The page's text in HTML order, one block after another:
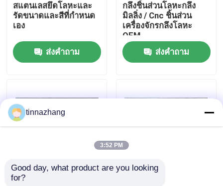
ควบคุมคุณภาพ
ติดต่อเรา
ยางซีลน้ำมัน
น้ำมันหล่อลื่นเครื่องยนต์
ซีลน้ำมันรถบรรทุก
สแตนเลสยึดโลหะและ
รัดขนาดและสีที่กำหนด
เอง
ส่งคำถาม
กลึงชิ้นส่วนโลหะกลึง
มิลลิ่ง / Cnc ชิ้นส่วน
เครื่องจักรกลึงโลหะ
OEM
ส่งคำถาม
เครื่องกลึงโลหะขนาด
tinnazhang
3:52 PM
Good day, what product are you looking
for?